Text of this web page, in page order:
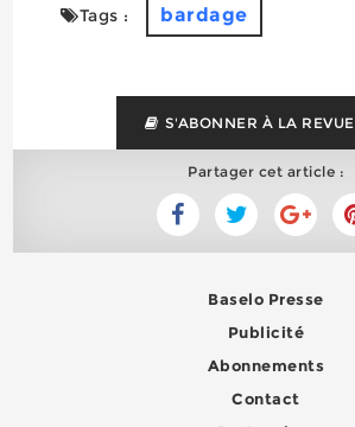
Tags : bardage
S'ABONNER À LA REVUE
Partager cet article :
Baselo Presse
Publicité
Abonnements
Contact